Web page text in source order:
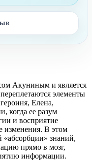
Акуниным и является
элементы
Елена,
когда ее разум
и восприятие
изменения. В этом
«абсорбции» знаний,
прямо в мозг,
информации.